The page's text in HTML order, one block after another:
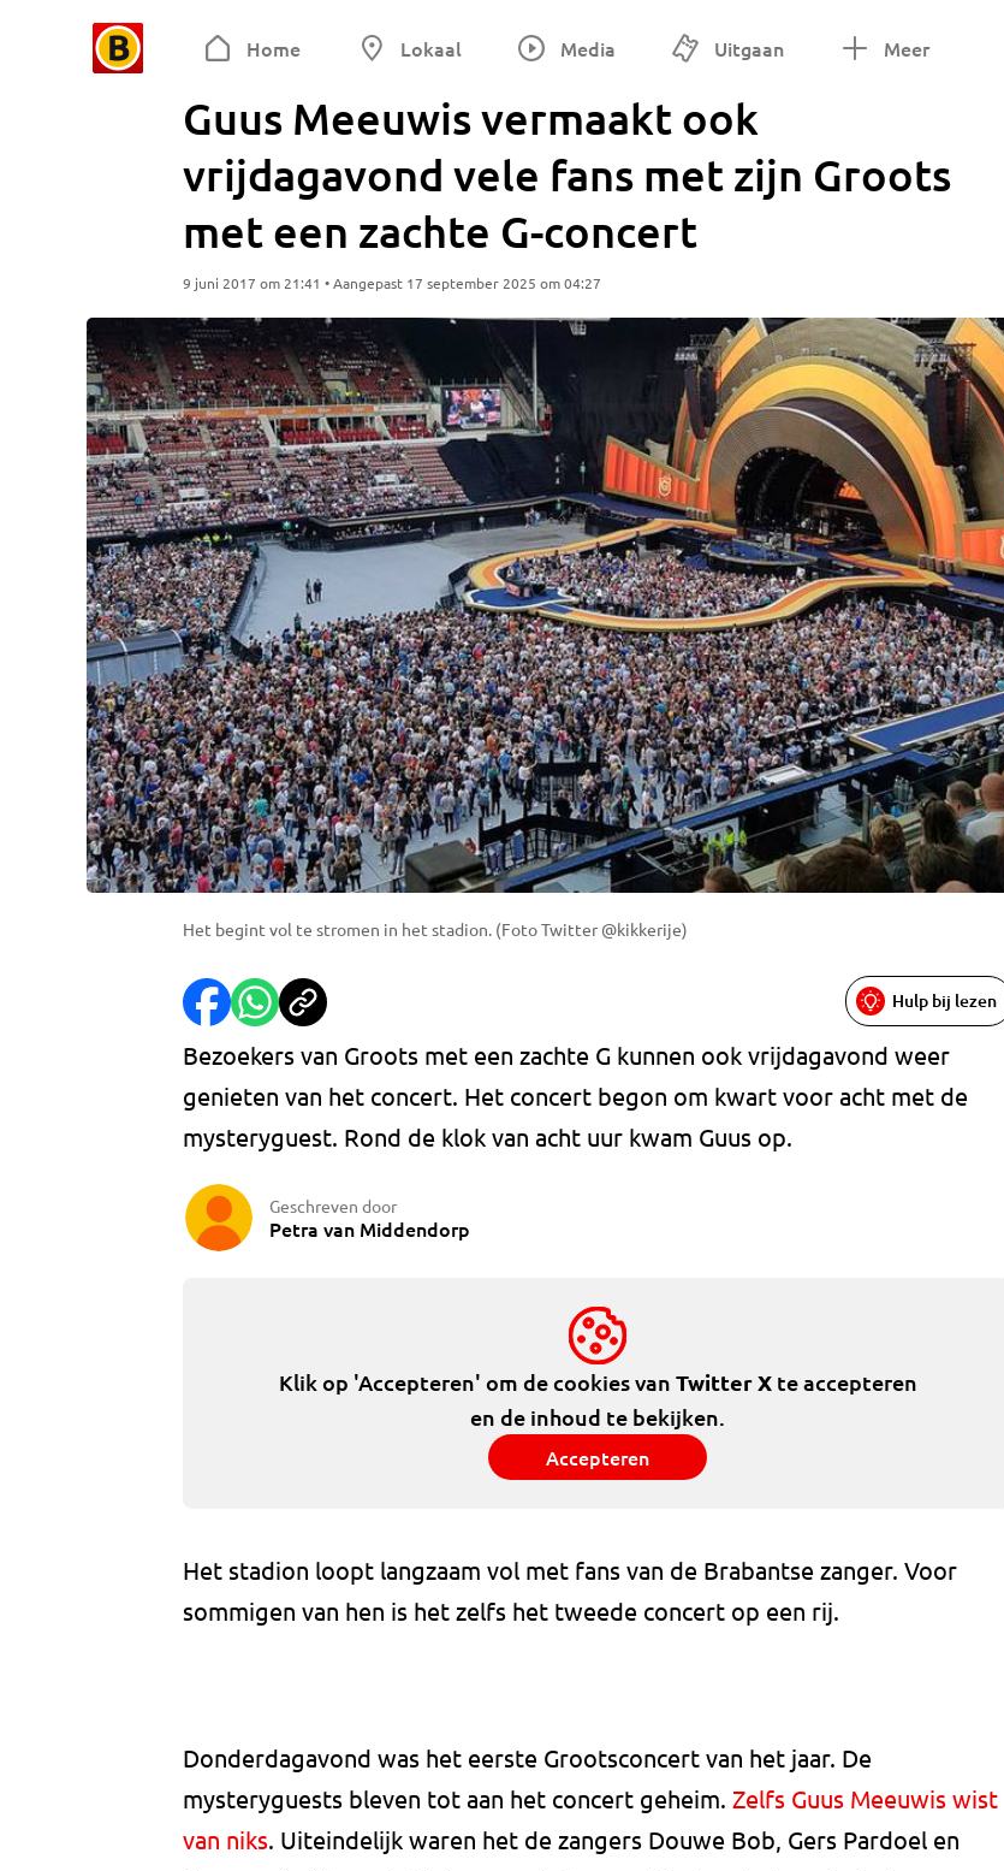
Home Lokaal Media Uitgaan Meer
Guus Meeuwis vermaakt ook
vrijdagavond vele fans met zijn Groots
met een zachte G-concert
9 juni 2017 om 21:41 • Aangepast 17 september 2025 om 04:27
Het begint vol te stromen in het stadion. (Foto Twitter @kikkerije)
Hulp bij lezen
Bezoekers van Groots met een zachte G kunnen ook vrijdagavond weer
genieten van het concert. Het concert begon om kwart voor acht met de
mysteryguest. Rond de klok van acht uur kwam Guus op.
Geschreven door
Petra van Middendorp
Klik op 'Accepteren' om de cookies van Twitter Xte accepteren
en de inhoud te bekijken.
Accepteren
Het stadion loopt langzaam vol met fans van de Brabantse zanger. Voor
sommigen van hen is het zelfs het tweede concert op een rij.
Donderdagavond was het eerste Grootsconcert van het jaar. De
mysteryguests bleven tot aan het concert geheim. Zelfs Guus Meeuwis wist
van niks. Uiteindelijk waren het de zangers Douwe Bob, Gers Pardoel en